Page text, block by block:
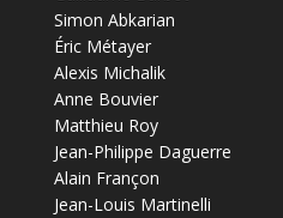
Simon Abkarian
Éric Métayer
Alexis Michalik
Anne Bouvier
Matthieu Roy
Jean-Philippe Daguerre
Alain Françon
Jean-Louis Martinelli